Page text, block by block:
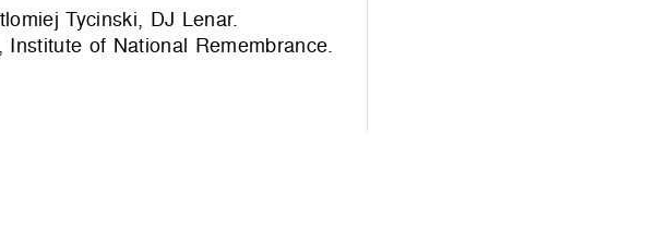
Tycinski, DJ Lenar.
of National Remembrance.